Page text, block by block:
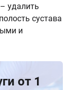
удалить
сустава
и
от 1